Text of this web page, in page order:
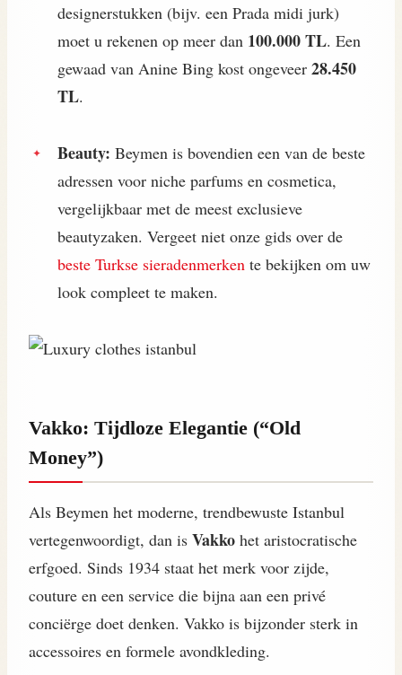
designerstukken (bijv. een Prada midi jurk)
moet u rekenen op meer dan 100.000 TL. Een
gewaad van Anine Bing kost ongeveer 28.450
TL.
Beauty: Beymen is bovendien een van de beste
adressen voor niche parfums en cosmetica,
vergelijkbaar met de meest exclusieve
beautyzaken. Vergeet niet onze gids over de
beste Turkse sieradenmerken te bekijken om uw
look compleet te maken.
Vakko: Tijdloze Elegantie (“Old
Money”)
Als Beymen het moderne, trendbewuste Istanbul
vertegenwoordigt, dan is Vakko het aristocratische
erfgoed. Sinds 1934 staat het merk voor zijde,
couture en een service die bijna aan een privé
conciërge doet denken. Vakko is bijzonder sterk in
accessoires en formele avondkleding.